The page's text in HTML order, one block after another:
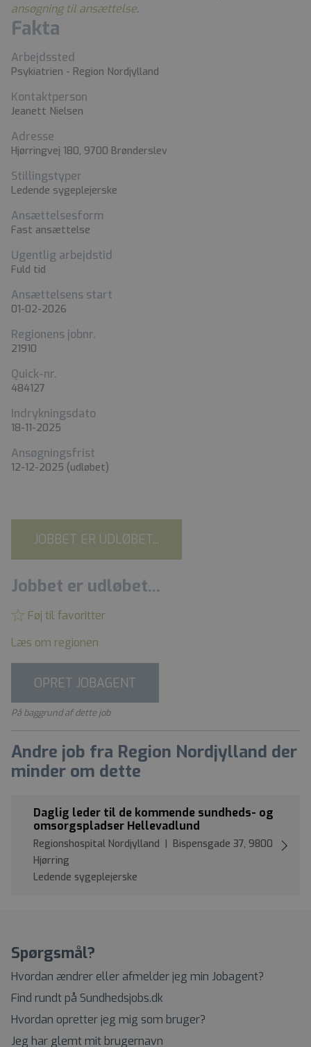
ansøgning til ansættelse.
Fakta
Arbejdssted
Psykiatrien - Region Nordjylland
Kontaktperson
Jeanett Nielsen
Adresse
Hjørringvej 180, 9700 Brønderslev
Stillingstyper
Ledende sygeplejerske
Ansættelsesform
Fast ansættelse
Ugentlig arbejdstid
Fuld tid
Ansættelsens start
01-02-2026
Regionens jobnr.
21910
Quick-nr.
484127
Indrykningsdato
18-11-2025
Ansøgningsfrist
12-12-2025 (udløbet)
JOBBET ER UDLØBET...
Jobbet er udløbet...
Føj til favoritter
Læs om regionen
OPRET JOBAGENT
På baggrund af dette job
Andre job fra Region Nordjylland der
minder om dette
Daglig leder til de kommende sundheds- og
omsorgspladser Hellevadlund
Regionshospital Nordjylland | Bispensgade 37, 9800
Hjørring
Ledende sygeplejerske
Spørgsmål?
Hvordan ændrer eller afmelder jeg min Jobagent?
Find rundt på Sundhedsjobs.dk
Hvordan opretter jeg mig som bruger?
Jeg har glemt mit brugernavn